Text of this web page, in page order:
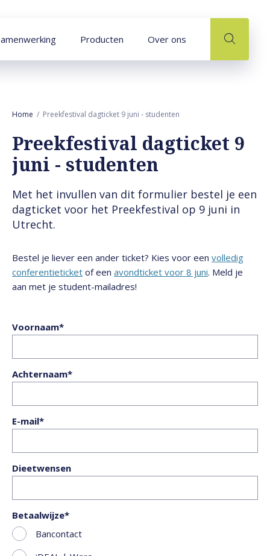
Producten Over ons
Home Preekfestival dagticket 9 juni - studenten
Preekfestival dagticket 9
juni - studenten
Met het invullen van dit formulier bestel je een
dagticket voor het Preekfestival op 9 juni in
Utrecht.
Bestel je liever een ander ticket? Kies voor een volledig
conferentieticket of een avondticket voor 8 juni. Meld je
aan met je student-mailadres!
Voornaam
Achternaam
E-mail
Dieetwensen
Betaalwijze
Bancontact